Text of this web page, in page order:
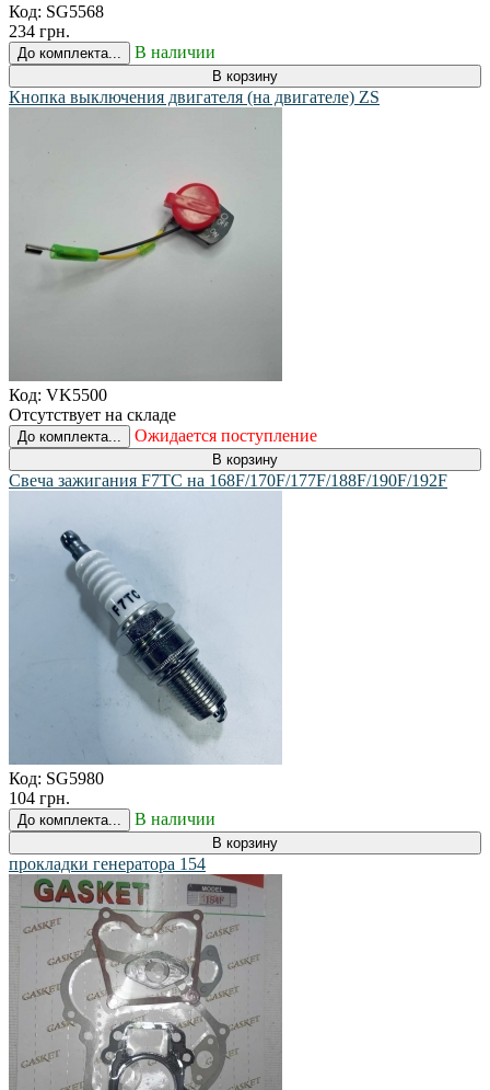
Код: SG5568
234 грн.
До комплекта... В наличии
В корзину
Кнопка выключения двигателя (на двигателе) ZS
Код: VK5500
Отсутствует на складе
До комплекта... Ожидается поступление
В корзину
Свеча зажигания F7TC на 168F/170F/177F/188F/190F/192F
Код: SG5980
104 грн.
До комплекта... В наличии
В корзину
прокладки генератора 154